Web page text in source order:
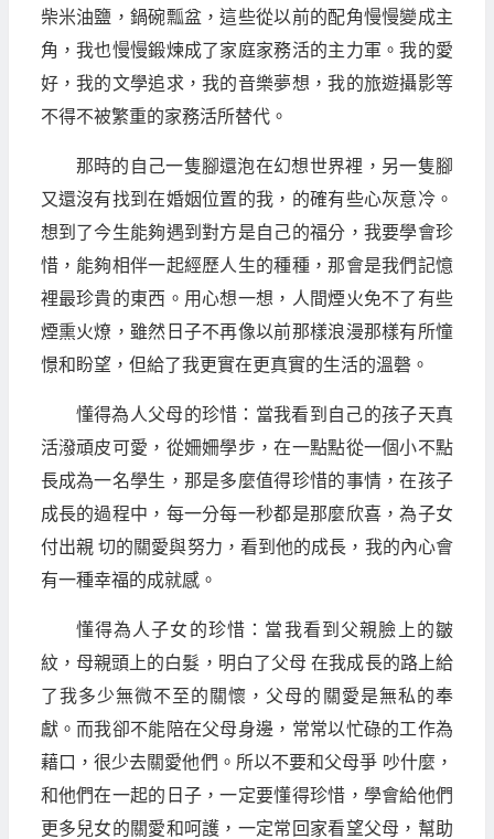
柴米油鹽，鍋碗瓢盆，這些從以前的配角慢慢變成主
角，我也慢慢鍛煉成了家庭家務活的主力軍。我的愛
好，我的文學追求，我的音樂夢想，我的旅遊攝影等
不得不被繁重的家務活所替代。
那時的自己一隻腳還泡在幻想世界裡，另一隻腳
又還沒有找到在婚姻位置的我，的確有些心灰意冷。
想到了今生能夠遇到對方是自己的福分，我要學會珍
惜，能夠相伴一起經歷人生的種種，那會是我們記憶
裡最珍貴的東西。用心想一想，人間煙火免不了有些
煙熏火燎，雖然日子不再像以前那樣浪漫那樣有所憧
憬和盼望，但給了我更實在更真實的生活的溫磬。
懂得為人父母的珍惜：當我看到自己的孩子天真
活潑頑皮可愛，從姍姍學步，在一點點從一個小不點
長成為一名學生，那是多麼值得珍惜的事情，在孩子
成長的過程中，每一分每一秒都是那麼欣喜，為子女
付出親 切的關愛與努力，看到他的成長，我的內心會
有一種幸福的成就感。
懂得為人子女的珍惜：當我看到父親臉上的皺
紋，母親頭上的白髮，明白了父母 在我成長的路上給
了我多少無微不至的關懷，父母的關愛是無私的奉
獻。而我卻不能陪在父母身邊，常常以忙碌的工作為
藉口，很少去關愛他們。所以不要和父母爭 吵什麼，
和他們在一起的日子，一定要懂得珍惜，學會給他們
更多兒女的關愛和呵護，一定常回家看望父母，幫助